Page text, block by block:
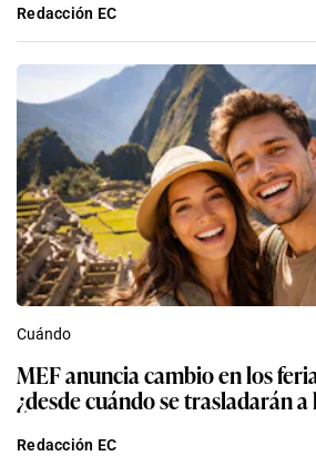
Redacción EC
Cuándo
MEF anuncia cambio en los
¿desde cuándo se trasladarán a
Redacción EC